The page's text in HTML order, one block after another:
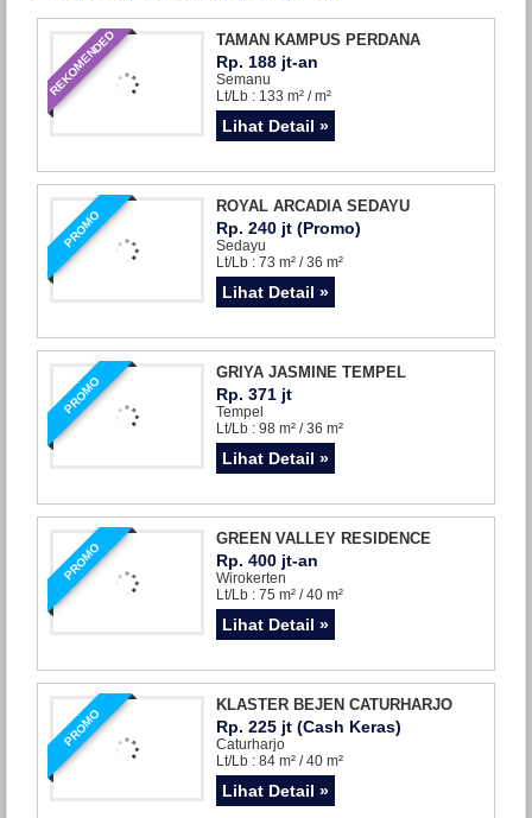
REKOMENDED TAMAN KAMPUS PERDANA
Rp. 188 jt-an
Semanu
Lt/Lb : 133 m² / m²
Lihat Detail »
PROMO
ROYAL ARCADIA SEDAYU
Rp. 240 jt (Promo)
Sedayu
Lt/Lb : 73 m² / 36 m²
Lihat Detail »
PROMO
GRIYA JASMINE TEMPEL
Rp. 371 jt
Tempel
Lt/Lb : 98 m² / 36 m²
Lihat Detail »
PROMO
GREEN VALLEY RESIDENCE
Rp. 400 jt-an
Wirokerten
Lt/Lb : 75 m² / 40 m²
Lihat Detail »
PROMO
KLASTER BEJEN CATURHARJO
Rp. 225 jt (Cash Keras)
Caturharjo
Lt/Lb : 84 m² / 40 m²
Lihat Detail »